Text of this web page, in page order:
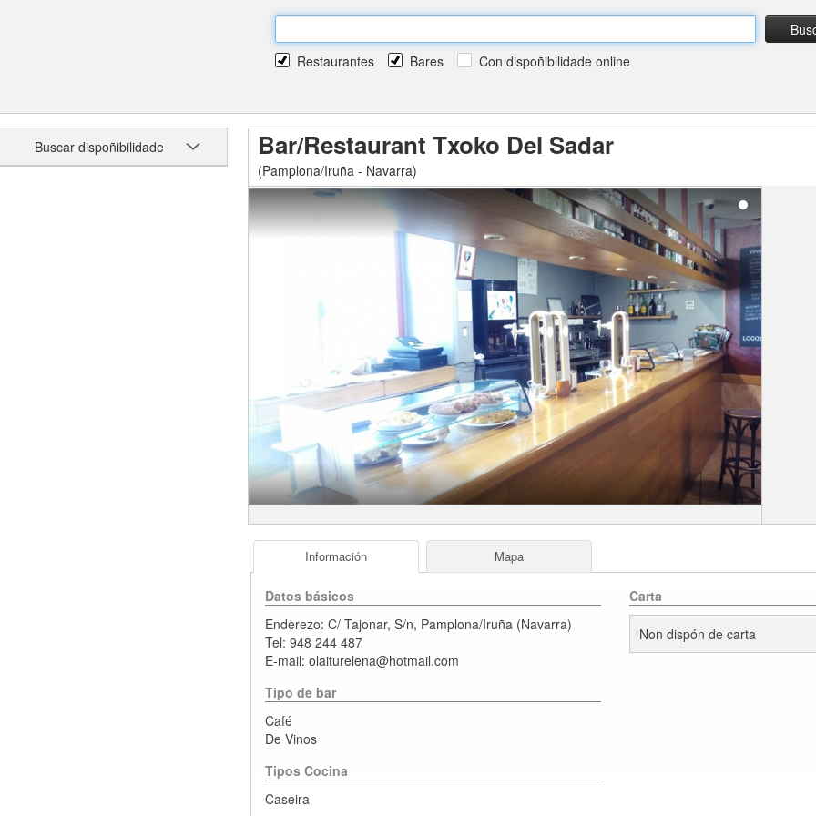
Restaurantes Bares Con dispoñibilidade online
Buscar dispoñibilidade Bar/Restaurant Txoko Del Sadar
(Pamplona/Iruña - Navarra)
Información Mapa
Datos básicos
Enderezo: C/ Tajonar, S/n, Pamplona/Iruña (Navarra)
Tel: 948 244 487
E-mail: olaiturelena@hotmail.com
Tipo de bar
Café
De Vinos
Tipos Cocina
Caseira
Carta
Non dispón de carta